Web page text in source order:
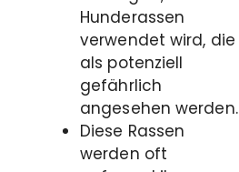
Hunderassen
verwendet wird, die
als potenziell
gefährlich
angesehen werden.
Diese Rassen
werden oft